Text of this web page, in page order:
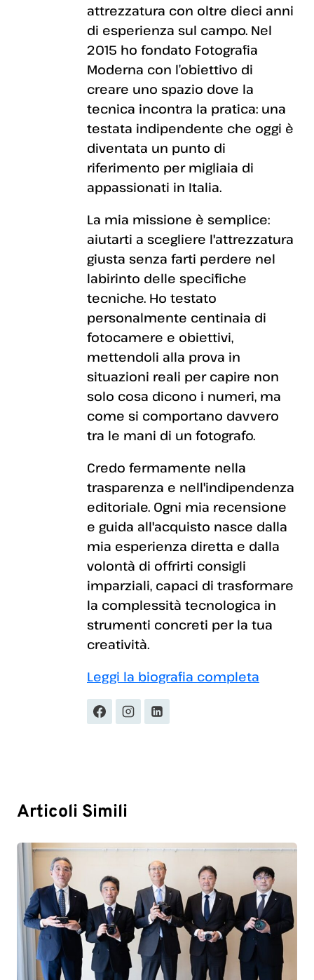
attrezzatura con oltre dieci anni
di esperienza sul campo. Nel
2015 ho fondato Fotografia
Moderna con l’obiettivo di
creare uno spazio dove la
tecnica incontra la pratica: una
testata indipendente che oggi è
diventata un punto di
riferimento per migliaia di
appassionati in Italia.
La mia missione è semplice:
aiutarti a scegliere l'attrezzatura
giusta senza farti perdere nel
labirinto delle specifiche
tecniche. Ho testato
personalmente centinaia di
fotocamere e obiettivi,
mettendoli alla prova in
situazioni reali per capire non
solo cosa dicono i numeri, ma
come si comportano davvero
tra le mani di un fotografo.
Credo fermamente nella
trasparenza e nell'indipendenza
editoriale. Ogni mia recensione
e guida all'acquisto nasce dalla
mia esperienza diretta e dalla
volontà di offrirti consigli
imparziali, capaci di trasformare
la complessità tecnologica in
strumenti concreti per la tua
creatività.
Leggi la biografia completa
Articoli Simili